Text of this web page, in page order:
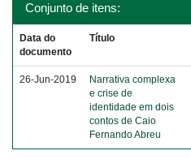
Conjunto de itens:
Data do
documento
Título
26-Jun-2019
Narrativa complexa
e crise de
identidade em dois
contos de Caio
Fernando Abreu